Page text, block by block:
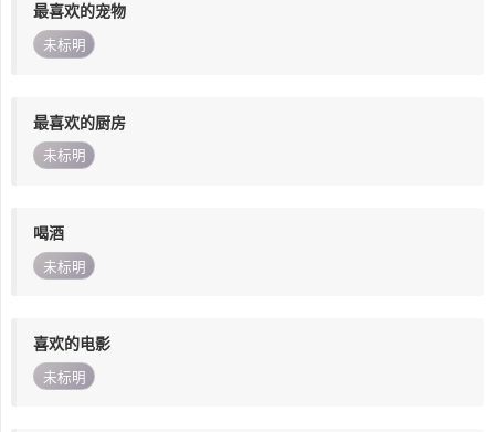
最喜欢的宠物
未标明
最喜欢的厨房
未标明
喝酒
未标明
喜欢的电影
未标明